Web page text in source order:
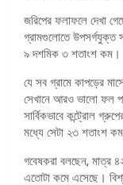
জরিপের ফলাফলে দেখা
গ্রামগুলোতে
৯ দশমিক ৩ শতাংশ কম।
যে সব গ্রামে কাপড়ের
সেখানে আরও ভালো ফল
সার্বিকভাবে কন্ট্রোল
মধ্যে সেটা ২৩ শতাংশ
গবেষকরা বলছেন, মাত্র
এতোটা কমে এসেছে।